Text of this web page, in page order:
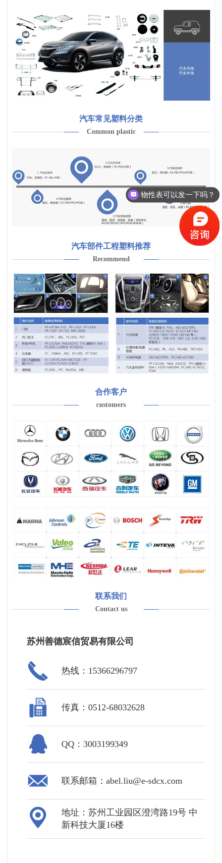
汽车常见塑料分类
Common plastic
汽车部件工程塑料推荐
Recommend
合作客户
customers
联系我们
Contact us
苏州善德宸信贸易有限公司
热线：15366296797
传真：0512-68032628
QQ：3003199349
联系邮箱：abel.liu@e-sdcx.com
地址：苏州工业园区澄湾路19号 中
新科技大厦16楼
物性表可以发一下吗？